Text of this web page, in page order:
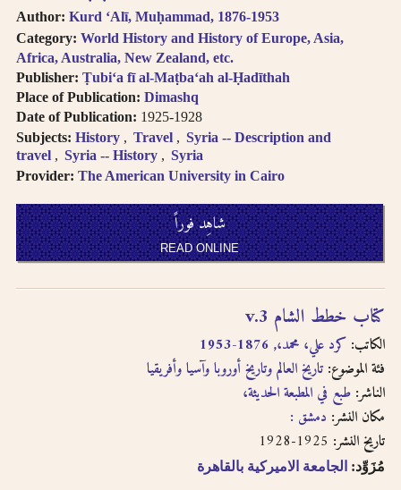
follows Modern
Standard Arabic
(fuṣḥá).
Diacritical vowels
are equivalent to
normal characters,
i.e. Ḥajjāj = Hajjaj.
Try searching
places by different
transliterations, i.e.
Cairo, Qahira,
Qahirah, Tehran,
Tihran.
Try searching
places in English,
Try searching
حاول البحث عن مكان النشر
باستخدام طرق مختلفة من
الإنجليزية.
حاول البحث عن الموضوع
باستخدام طرق مختلفة من
الترجمة الصوتية أو باللغة
الفرنسية أو باللغة الإنجليزية
حاول البحث باستخدام ال-
التعريف أو بدونها
لا تستعمل الحركة على الحرف
الأخير من الكلمة في الترجمة
الصوتية باستثناء حالة التنوين
بالفتحتين
Author: Kurd ʻAlī, Muḥammad, 1876-1953
Category: World History and History of Europe, Asia,
Africa, Australia, New Zealand, etc.
Publisher: Ṭubiʻa fī al-Maṭbaʻah al-Ḥadīthah
Place of Publication: Dimashq
Date of Publication: 1925-1928
Subjects: History Travel
Syria -- Description and
travel
Syria -- History
Syria
Provider: The American University in Cairo
شاهِد فوراً
READ ONLINE
كتاب خطط الشام v.3
الكاتب: كرد علي، محمد،, 1876-1953
فئة الموضوع: تاريخ العالم وتاريخ أوروبا وآسيا وأفريقيا
الناشر: طبع في المطبعة الحديثة،
مكان النشر: دمشق :
تاريخ النشر:
مُزَوِّد: الجامعة الاميركية بالقاهرة